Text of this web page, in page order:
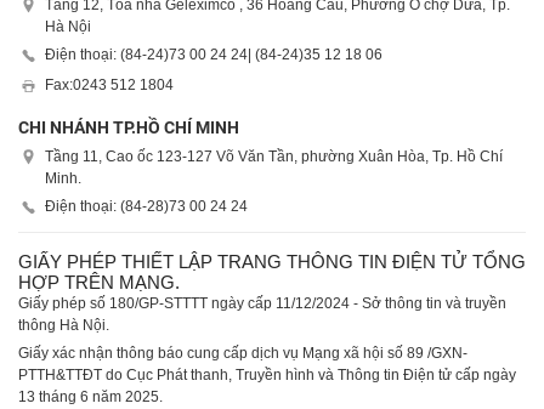
Tầng 12, Tòa nhà Geleximco , 36 Hoàng Cầu, Phường Ô chợ Dừa, Tp.
Hà Nội
Điện thoại: (84-24)73 00 24 24 | (84-24)35 12 18 06
Fax:0243 512 1804
CHI NHÁNH TP.HỒ CHÍ MINH
Tầng 11, Cao ốc 123-127 Võ Văn Tần, phường Xuân Hòa, Tp. Hồ Chí
Minh.
Điện thoại: (84-28)73 00 24 24
GIẤY PHÉP THIẾT LẬP TRANG THÔNG TIN ĐIỆN TỬ TỔNG
HỢP TRÊN MẠNG.
Giấy phép số 180/GP-STTTT ngày cấp 11/12/2024 - Sở thông tin và truyền
thông Hà Nội.
Giấy xác nhận thông báo cung cấp dịch vụ Mạng xã hội số 89 /GXN-
PTTH&TTĐT do Cục Phát thanh, Truyền hình và Thông tin Điện tử cấp ngày
13 tháng 6 năm 2025.